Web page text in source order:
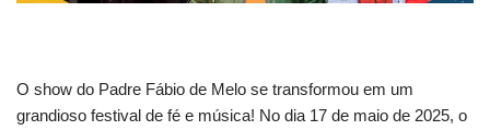
O show do Padre Fábio de Melo se transformou em um
grandioso festival de fé e música! No dia 17 de maio de 2025, o